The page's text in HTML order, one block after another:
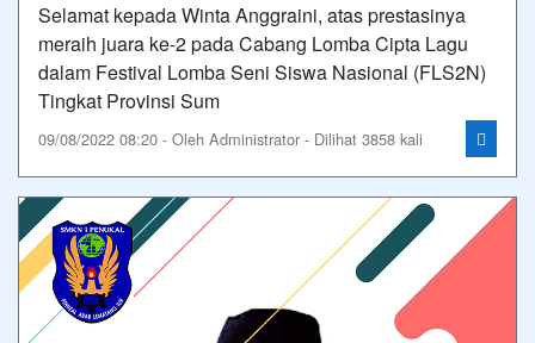
Selamat kepada Winta Anggraini, atas prestasinya
meraih juara ke-2 pada Cabang Lomba Cipta Lagu
dalam Festival Lomba Seni Siswa Nasional (FLS2N)
Tingkat Provinsi Sum
09/08/2022 08:20 - Oleh Administrator - Dilihat 3858 kali